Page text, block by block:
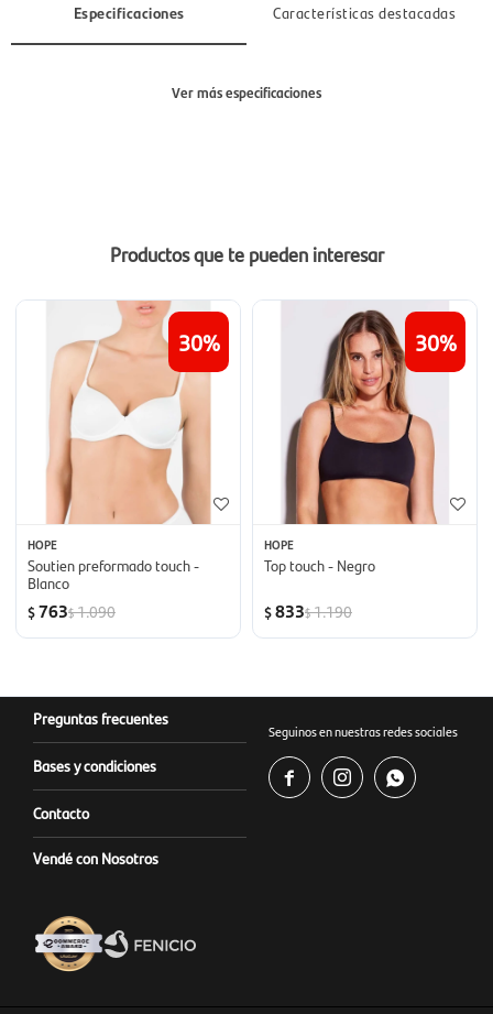
Especificaciones Características destacadas
Ver más especificaciones
Productos que te pueden interesar
30
HOPE
Soutien preformado touch -
Blanco
$763$1.090
30
HOPE
Top touch - Negro
$833$1.190
Preguntas frecuentes
Bases y condiciones
Contacto
Vendé con Nosotros
Seguinos en nuestras redes sociales
  